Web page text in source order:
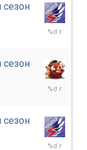
сезон
6
сезон
29
сезон
22